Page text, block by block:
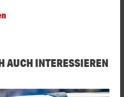
AUCH INTERESSIEREN